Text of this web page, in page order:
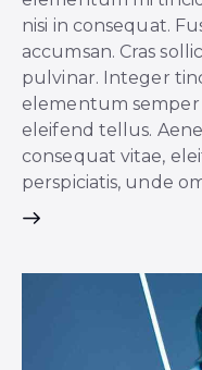
nisi in consequat.
accumsan. Cras
pulvinar. Integer
elementum
eleifend tellus.
consequat vitae,
perspiciatis, unde